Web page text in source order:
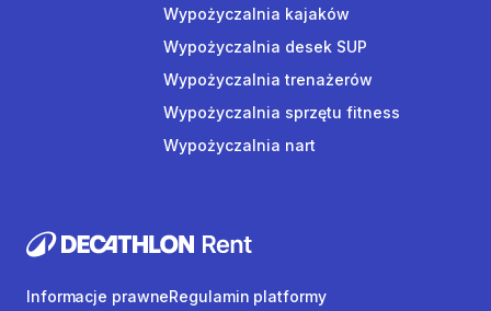
Wypożyczalnia kajaków
Wypożyczalnia desek SUP
Wypożyczalnia trenażerów
Wypożyczalnia sprzętu fitness
Wypożyczalnia nart
Informacje prawneRegulamin platformy